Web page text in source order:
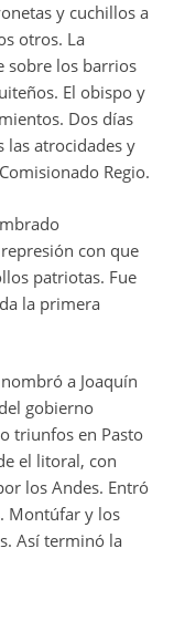
y cuchillos a
otros. La
sobre los barrios
El obispo y
Dos días
las atrocidades y
Regio.
con que
patriotas. Fue
la primera
a Joaquín
gobierno
triunfos en Pasto
el litoral, con
los Andes. Entró
Montúfar y los
Así terminó la